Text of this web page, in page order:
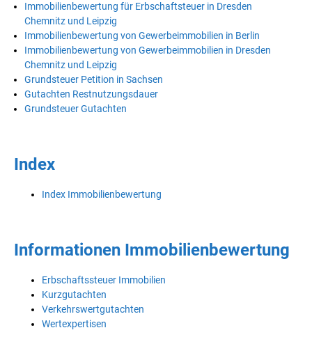
Immobilienbewertung für Erbschaftsteuer in Dresden
Chemnitz und Leipzig
Immobilienbewertung von Gewerbeimmobilien in Berlin
Immobilienbewertung von Gewerbeimmobilien in Dresden
Chemnitz und Leipzig
Grundsteuer Petition in Sachsen
Gutachten Restnutzungsdauer
Grundsteuer Gutachten
Index
Index Immobilienbewertung
Informationen Immobilienbewertung
Erbschaftssteuer Immobilien
Kurzgutachten
Verkehrswertgutachten
Wertexpertisen